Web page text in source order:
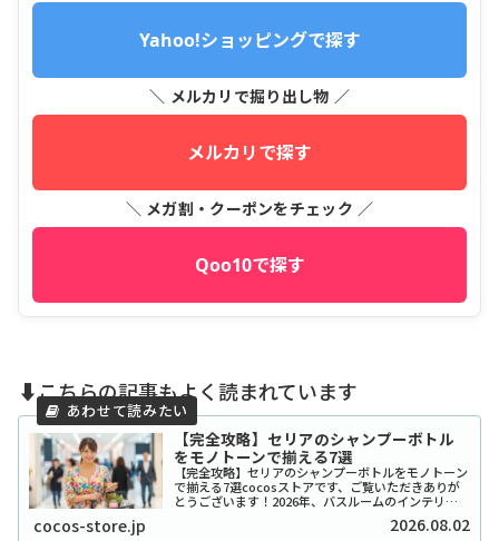
Yahoo!ショッピングで探す
＼ メルカリで掘り出し物 ／
メルカリで探す
＼ メガ割・クーポンをチェック ／
Qoo10で探す
⬇️こちらの記事もよく読まれています
【完全攻略】セリアのシャンプーボトル
をモノトーンで揃える7選
【完全攻略】セリアのシャンプーボトルをモノトーン
で揃える7選cocosストアです、ご覧いただきありが
とうございます！2026年、バスルームのインテリア
のシャンプーボトル（モノトーン）はまさに救...
cocos-store.jp 2026.08.02